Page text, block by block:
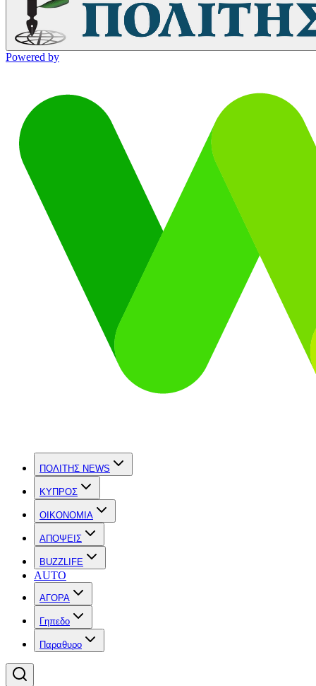
Powered by
ΠΟΛΙΤΗΣ NEWS
ΚΥΠΡΟΣ
OIKONOMIA
ΑΠΟΨΕΙΣ
BUZZLIFE
AUTO
ΑΓΟΡΑ
Γηπεδο
Παραθυρο